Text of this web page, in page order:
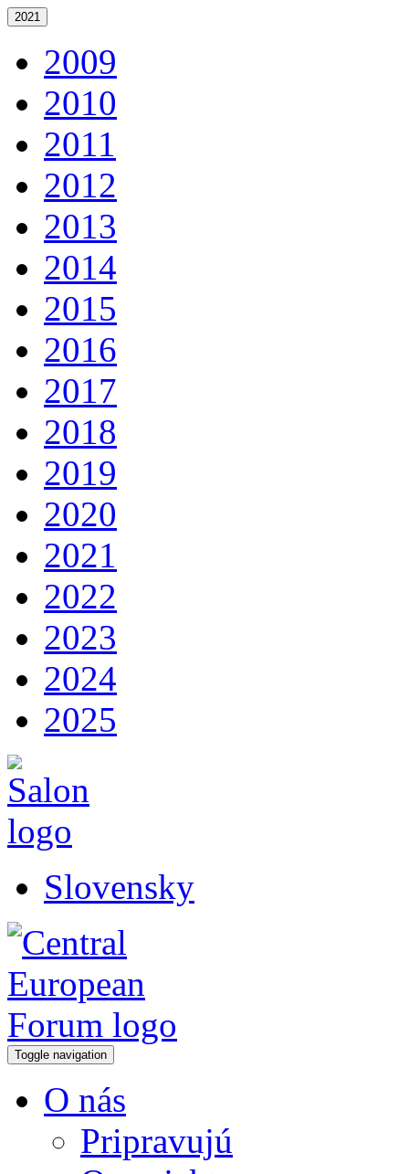
2021
2009
2010
2011
2012
2013
2014
2015
2016
2017
2018
2019
2020
2021
2022
2023
2024
2025
Slovensky
Toggle navigation
O nás
Pripravujú